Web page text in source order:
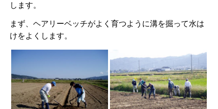
します。
まず、ヘアリーベッチがよく育つように溝を掘って水は
けをよくします。